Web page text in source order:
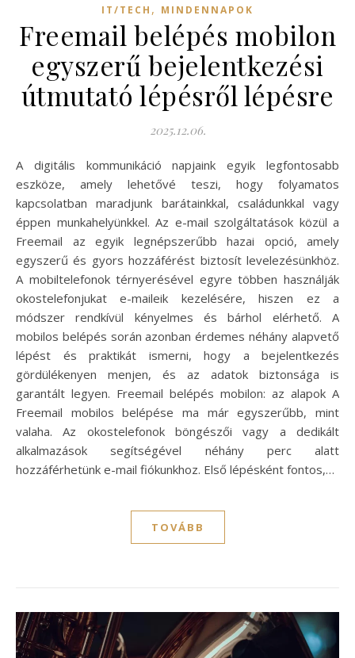
IT/TECH , MINDENNAPOK
Freemail belépés mobilon
egyszerű bejelentkezési
útmutató lépésről lépésre
2025.12.06.
A digitális kommunikáció napjaink egyik legfontosabb
eszköze, amely lehetővé teszi, hogy folyamatos
kapcsolatban maradjunk barátainkkal, családunkkal vagy
éppen munkahelyünkkel. Az e-mail szolgáltatások közül a
Freemail az egyik legnépszerűbb hazai opció, amely
egyszerű és gyors hozzáférést biztosít levelezésünkhöz.
A mobiltelefonok térnyerésével egyre többen használják
okostelefonjukat e-maileik kezelésére, hiszen ez a
módszer rendkívül kényelmes és bárhol elérhető. A
mobilos belépés során azonban érdemes néhány alapvető
lépést és praktikát ismerni, hogy a bejelentkezés
gördülékenyen menjen, és az adatok biztonsága is
garantált legyen. Freemail belépés mobilon: az alapok A
Freemail mobilos belépése ma már egyszerűbb, mint
valaha. Az okostelefonok böngészői vagy a dedikált
alkalmazások segítségével néhány perc alatt
hozzáférhetünk e-mail fiókunkhoz. Első lépésként fontos,…
TOVÁBB